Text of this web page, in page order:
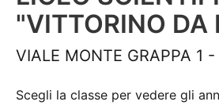
"VITTORINO DA
VIALE MONTE GRAPPA 1
Scegli la classe per vedere gli